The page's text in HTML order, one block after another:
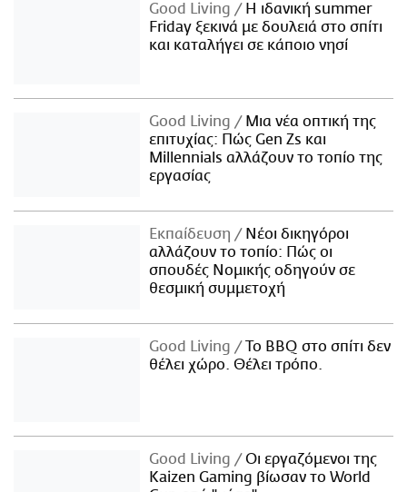
Good Living
Η ιδανική summer
Friday ξεκινά με δουλειά στο σπίτι
και καταλήγει σε κάποιο νησί
Good Living
Μια νέα οπτική της
επιτυχίας: Πώς Gen Zs και
Millennials αλλάζουν το τοπίο της
εργασίας
Εκπαίδευση
Νέοι δικηγόροι
αλλάζουν το τοπίο: Πώς οι
σπουδές Νομικής οδηγούν σε
θεσμική συμμετοχή
Good Living
Το BBQ στο σπίτι δεν
θέλει χώρο. Θέλει τρόπο.
Good Living
Οι εργαζόμενοι της
Kaizen Gaming βίωσαν το World